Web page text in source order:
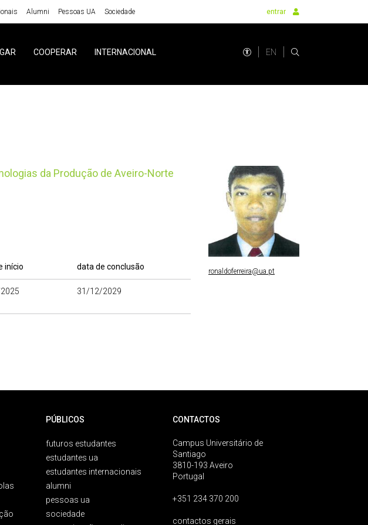
Alumni Pessoas UA Sociedade entrar
COOPERAR INTERNACIONAL EN
da Produção de Aveiro-Norte
início data de conclusão
31/12/2029
ronaldoferreira@ua.pt
PÚBLICOS
futuros estudantes
estudantes ua
estudantes internacionais
alumni
pessoas ua
sociedade
CONTACTOS
Campus Universitário de
Santiago
3810-193 Aveiro
Portugal
+351 234 370 200
contactos gerais